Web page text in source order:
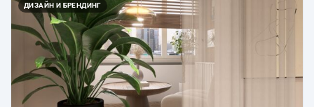
ДИЗАЙН И БРЕНДИНГ